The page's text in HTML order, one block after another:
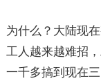
为什么？大陆现
工人越来越难招
一千多搞到现在